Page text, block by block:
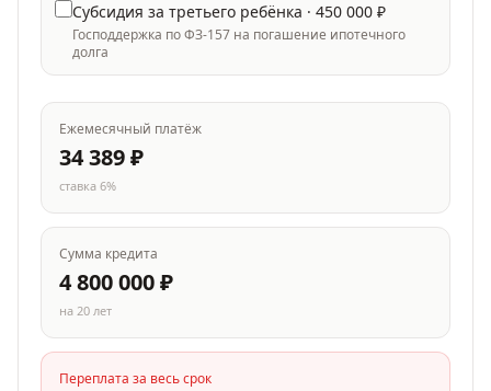
Субсидия за третьего ребёнка · 450 000 ₽
Господдержка по ФЗ-157 на погашение ипотечного
долга
Ежемесячный платёж
34 389₽
ставка 6%
Сумма кредита
4 800 000₽
на 20 лет
Переплата за весь срок